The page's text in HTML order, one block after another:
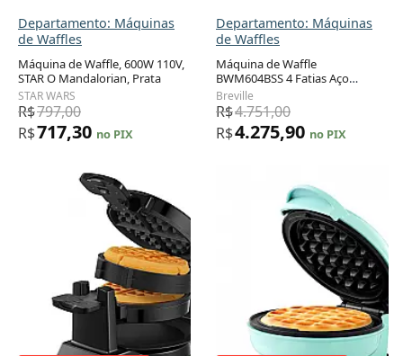
Departamento: Máquinas
de Waffles
Máquina de Waffle, 600W 110V,
STAR O Mandalorian, Prata
STAR WARS
R$797,00
R$717,30 no PIX
Departamento: Máquinas
de Waffles
Máquina de Waffle
BWM604BSS 4 Fatias Aço
Inoxidável, 110v, BREVILLE
BWM604BSSUSC, Prateado
Breville
R$4.751,00
R$4.275,90 no PIX
Adicionar ao carrinho Adicionar ao carrinho